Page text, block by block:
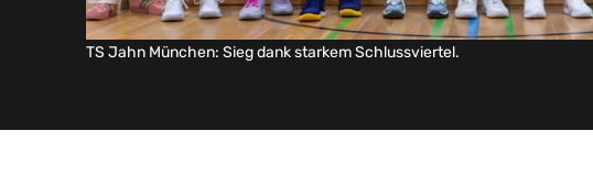
TS Jahn München: Sieg dank starkem Schlussviertel.